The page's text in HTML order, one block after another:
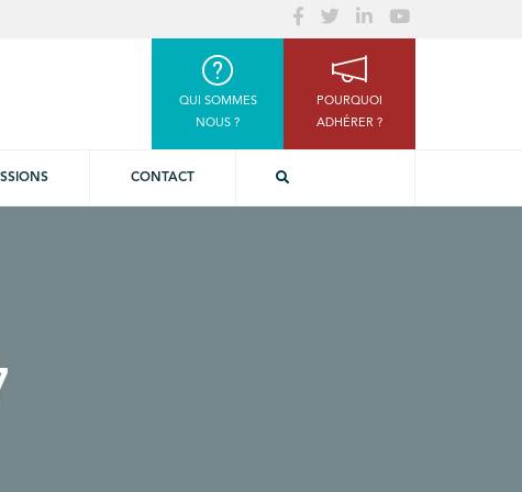
QUI SOMMES
NOUS ?
POURQUOI
ADHÉRER ?
CONTACT